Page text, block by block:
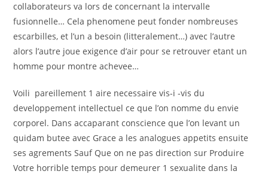
collaborateurs va lors de concernant la intervalle
fusionnelle… Cela phenomene peut fonder nombreuses
escarbilles, et l’un a besoin (litteralement…) avec l’autre
alors l’autre joue exigence d’air pour se retrouver etant un
homme pour montre achevee…
Voili pareillement 1 aire necessaire vis-i -vis du
developpement intellectuel ce que l’on nomme du envie
corporel. Dans accaparant conscience que l’on levant un
quidam butee avec Grace a les analogues appetits ensuite
ses agrements Sauf Que on ne pas direction sur Produire
Votre horrible temps pour demeurer 1 sexualite dans la